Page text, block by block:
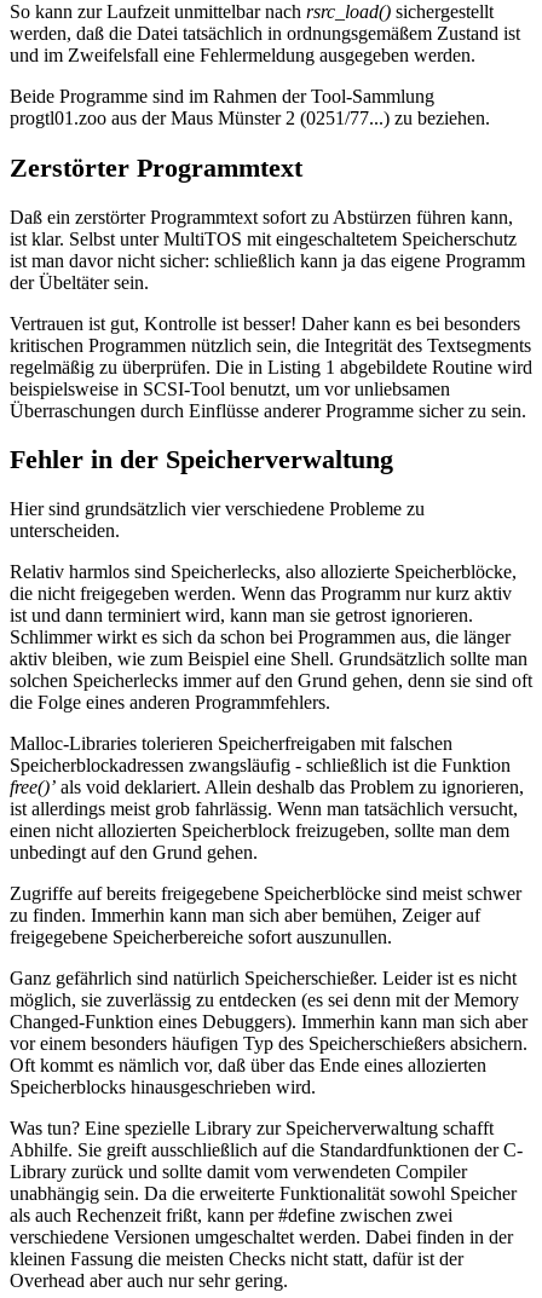
So kann zur Laufzeit unmittelbar nach rsrc_load() sichergestellt
werden, daß die Datei tatsächlich in ordnungsgemäßem Zustand ist
und im Zweifelsfall eine Fehlermeldung ausgegeben werden.
Beide Programme sind im Rahmen der Tool-Sammlung
progtl01.zoo aus der Maus Münster 2 (0251/77...) zu beziehen.
Zerstörter Programmtext
Daß ein zerstörter Programmtext sofort zu Abstürzen führen kann,
ist klar. Selbst unter MultiTOS mit eingeschaltetem Speicherschutz
ist man davor nicht sicher: schließlich kann ja das eigene Programm
der Übeltäter sein.
Vertrauen ist gut, Kontrolle ist besser! Daher kann es bei besonders
kritischen Programmen nützlich sein, die Integrität des Textsegments
regelmäßig zu überprüfen. Die in Listing 1 abgebildete Routine wird
beispielsweise in SCSI-Tool benutzt, um vor unliebsamen
Überraschungen durch Einflüsse anderer Programme sicher zu sein.
Fehler in der Speicherverwaltung
Hier sind grundsätzlich vier verschiedene Probleme zu
unterscheiden.
Relativ harmlos sind Speicherlecks, also allozierte Speicherblöcke,
die nicht freigegeben werden. Wenn das Programm nur kurz aktiv
ist und dann terminiert wird, kann man sie getrost ignorieren.
Schlimmer wirkt es sich da schon bei Programmen aus, die länger
aktiv bleiben, wie zum Beispiel eine Shell. Grundsätzlich sollte man
solchen Speicherlecks immer auf den Grund gehen, denn sie sind oft
die Folge eines anderen Programmfehlers.
Malloc-Libraries tolerieren Speicherfreigaben mit falschen
Speicherblockadressen zwangsläufig - schließlich ist die Funktion
free()’ als void deklariert. Allein deshalb das Problem zu ignorieren,
ist allerdings meist grob fahrlässig. Wenn man tatsächlich versucht,
einen nicht allozierten Speicherblock freizugeben, sollte man dem
unbedingt auf den Grund gehen.
Zugriffe auf bereits freigegebene Speicherblöcke sind meist schwer
zu finden. Immerhin kann man sich aber bemühen, Zeiger auf
freigegebene Speicherbereiche sofort auszunullen.
Ganz gefährlich sind natürlich Speicherschießer. Leider ist es nicht
möglich, sie zuverlässig zu entdecken (es sei denn mit der Memory
Changed-Funktion eines Debuggers). Immerhin kann man sich aber
vor einem besonders häufigen Typ des Speicherschießers absichern.
Oft kommt es nämlich vor, daß über das Ende eines allozierten
Speicherblocks hinausgeschrieben wird.
Was tun? Eine spezielle Library zur Speicherverwaltung schafft
Abhilfe. Sie greift ausschließlich auf die Standardfunktionen der C-
Library zurück und sollte damit vom verwendeten Compiler
unabhängig sein. Da die erweiterte Funktionalität sowohl Speicher
als auch Rechenzeit frißt, kann per #define zwischen zwei
verschiedene Versionen umgeschaltet werden. Dabei finden in der
kleinen Fassung die meisten Checks nicht statt, dafür ist der
Overhead aber auch nur sehr gering.